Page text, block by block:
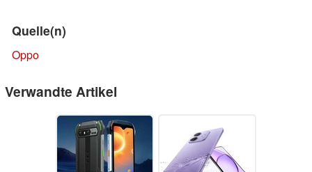
Quelle(n)
Oppo
Verwandte Artikel